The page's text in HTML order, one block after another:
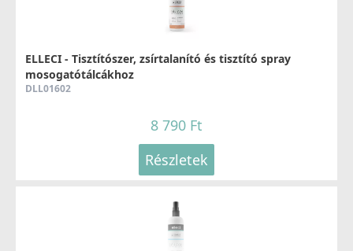
ELLECI - Tisztítószer, zsírtalanító és tisztító spray
mosogatótálcákhoz
DLL01602
8 790 Ft
Részletek